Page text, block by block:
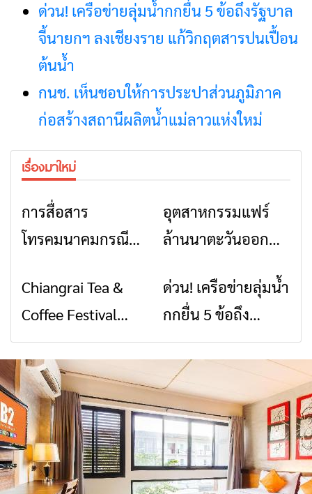
ด่วน! เครือข่ายลุ่มน้ำกกยื่น 5 ข้อถึงรัฐบาล
จี้นายกฯ ลงเชียงราย แก้วิกฤตสารปนเปื้อน
ต้นน้ำ
กนช. เห็นชอบให้การประปาส่วนภูมิภาค
ก่อสร้างสถานีผลิตน้ำแม่ลาวแห่งใหม่
เรื่องมาใหม่
การสื่อสาร
โทรคมนาคมกรณีภัย
สัญญาณขาด การ
สื่อสารต้องไม่หยุด
ข่าวเชียงราย
อุตสาหกรรมแฟร์
ล้านนาตะวันออก
สินค้าเด่น และเสน่ห์
วัฒนธรรมจาก 4
จังหวัด เชียงราย
พะเยา แพร่ และ
น่าน พร้อมชม
คอนเสิร์ตจากศิลปิน
ชื่อดังตลอด 5 วัน
ข่าวเชียงราย
Chiangrai Tea &
Coffee Festival
2026
ข่าวเชียงราย
ด่วน! เครือข่ายลุ่มน้ำ
กกยื่น 5 ข้อถึง
รัฐบาล จี้นายกฯ ลง
เชียงราย แก้วิกฤต
สารปนเปื้อนต้นน้ำ